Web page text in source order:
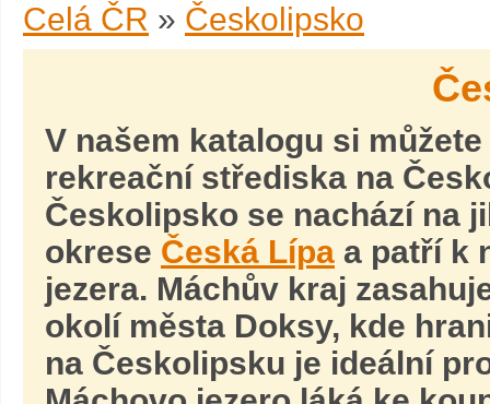
Celá ČR » Českolipsko
V našem katalogu si
rekreační střediska na
Českolipsko se nachází na
okrese Česká Lípa a patří k
jezera. Máchův kraj
okolí města Doksy, kde
na Českolipsku je ideální